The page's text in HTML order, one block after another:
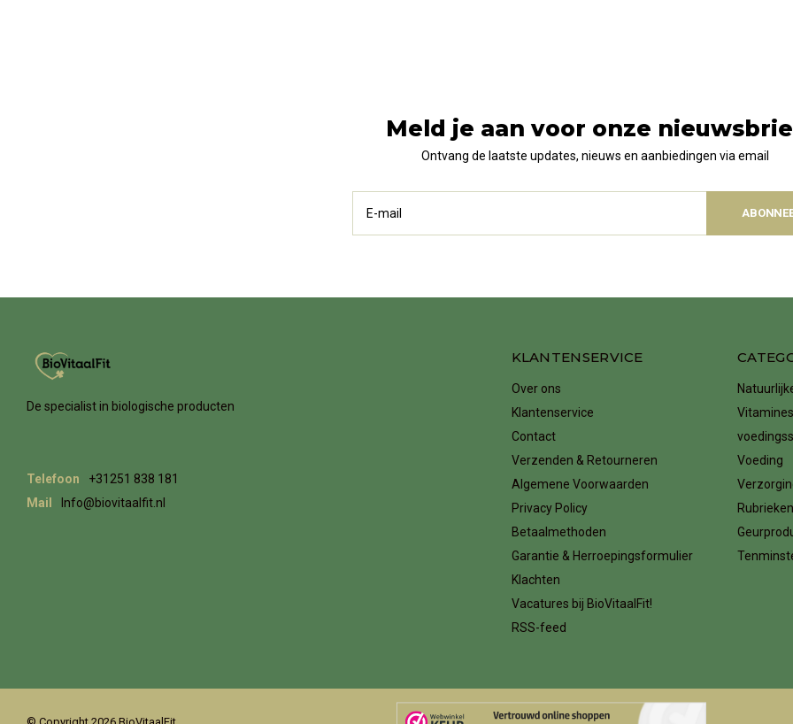
Meld je aan voor onze
Ontvang de laatste updates, nieuws en aanbiedingen via email
De specialist in biologische producten
Telefoon
+31251 838 181
Mail
Info@biovitaalfit.nl
KLANTENSERVICE
Over ons
Klantenservice
Contact
Verzenden & Retourneren
Algemene Voorwaarden
Privacy Policy
Betaalmethoden
Garantie & Herroepingsformulier
Klachten
Vacatures bij BioVitaalFit!
RSS-feed
Voeding
Rubrieken